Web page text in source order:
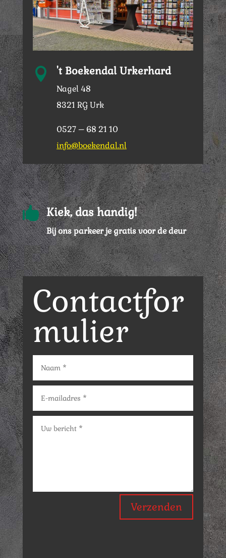
 't Boekendal Urkerhard
Nagel 48
8321 RG Urk
0527 – 68 21 10
info@boekendal.nl
 Kiek, das handig!
Bij ons parkeer je gratis voor de deur
Contactfor
mulier
Verzenden